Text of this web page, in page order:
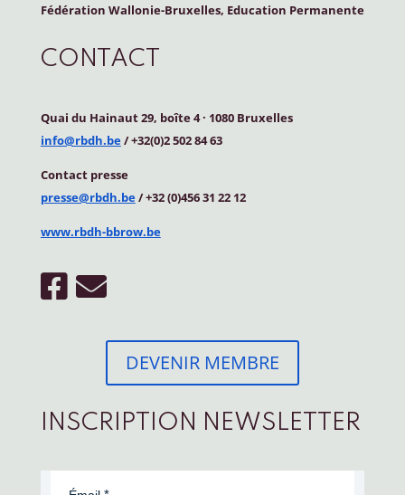
Fédération Wallonie-Bruxelles, Education Permanente
CONTACT
Quai du Hainaut 29, boîte 4· 1080 Bruxelles
info@rbdh.be/ +32(0)2 502 84 63
Contact presse
presse@rbdh.be/ +32 (0)456 31 22 12
www.rbdh-bbrow.be
DEVENIR MEMBRE
INSCRIPTION NEWSLETTER